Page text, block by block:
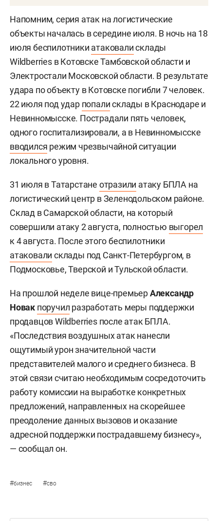
Напомним, серия атак на логистические
объекты началась в середине июля. В ночь на 18
июля беспилотники атаковалисклады
Wildberries в Котовске Тамбовской области и
Электростали Московской области. В результате
удара по объекту в Котовске погибли 7 человек.
22 июля под удар попалисклады в Краснодаре и
Невинномысске. Пострадали пять человек,
одного госпитализировали, а в Невинномысске
вводился режим чрезвычайной ситуации
локального уровня.
31 июля в Татарстане отразили атаку БПЛА на
логистический центр в Зеленодольском районе.
Склад в Самарской области, на который
совершили атаку 2 августа, полностью выгорел
к 4 августа. После этого беспилотники
атаковали склады под Санкт-Петербургом, в
Подмосковье, Тверской и Тульской области.
На прошлой неделе вице-премьерАлександр
Новак поручил разработать меры поддержки
продавцов Wildberries после атак БПЛА.
«Последствия воздушных атак нанесли
ощутимый урон значительной части
представителей малого и среднего бизнеса. В
этой связи считаю необходимым сосредоточить
работу комиссии на выработке конкретных
предложений, направленных на скорейшее
преодоление данных вызовов и оказание
адресной поддержки пострадавшему бизнесу»,
— сообщал он.
#бизнес #сво